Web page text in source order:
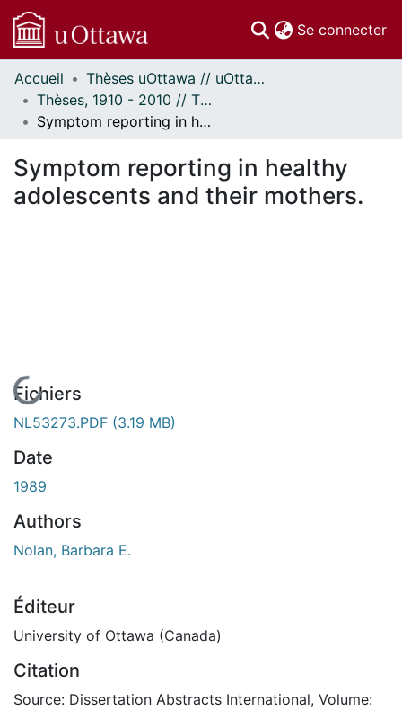
Se connecter
Communautés
et collections
Parcourir
À propos
Accueil
Thèses uOttawa // uOttawa Theses
Thèses, 1910 - 2010 // Theses, 1910 - 2010
Symptom reporting in healthy adolescents and their mothers.
Symptom reporting in healthy
adolescents and their mothers.
En cours de chargement...
Fichiers
NL53273.PDF (3.19 MB)
Date
1989
Authors
Nolan, Barbara E.
Éditeur
University of Ottawa (Canada)
Citation
Source: Dissertation Abstracts International, Volume: